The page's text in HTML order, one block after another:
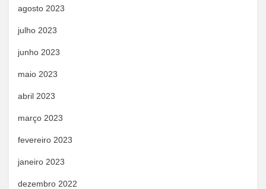
agosto 2023
julho 2023
junho 2023
maio 2023
abril 2023
março 2023
fevereiro 2023
janeiro 2023
dezembro 2022